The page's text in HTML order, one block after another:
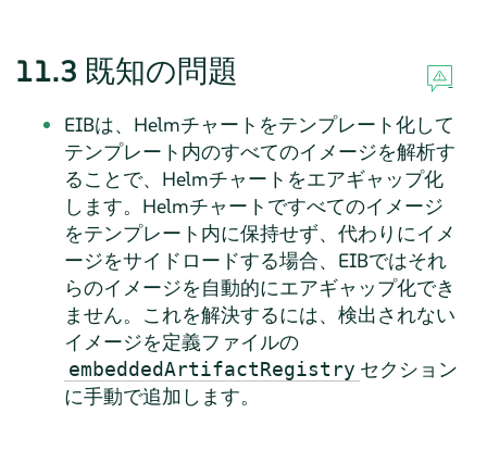
11.3 既知の問題
EIBは、Helmチャートをテンプレート化して
テンプレート内のすべてのイメージを解析す
ることで、Helmチャートをエアギャップ化
します。Helmチャートですべてのイメージ
をテンプレート内に保持せず、代わりにイメ
ージをサイドロードする場合、EIBではそれ
らのイメージを自動的にエアギャップ化でき
ません。これを解決するには、検出されない
イメージを定義ファイルの
embeddedArtifactRegistry セクション
に手動で追加します。